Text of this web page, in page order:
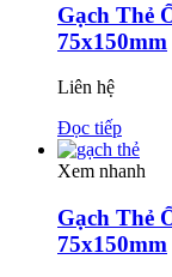
Gạch Thẻ
75x150mm
Liên hệ
Đọc tiếp
Xem nhanh
Gạch Thẻ
75x150mm